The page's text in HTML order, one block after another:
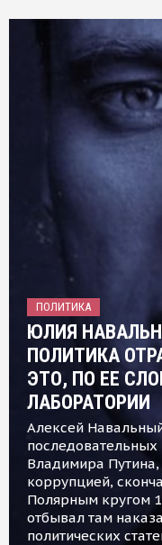
ПОЛИТИКА
ЮЛИЯ
ПОЛИТИКА
ЭТО, ПО ЕЕ
ЛАБОРАТОРИИ
Алексей
Владимира
коррупцией,
Полярным кругом
отбывал там
политических